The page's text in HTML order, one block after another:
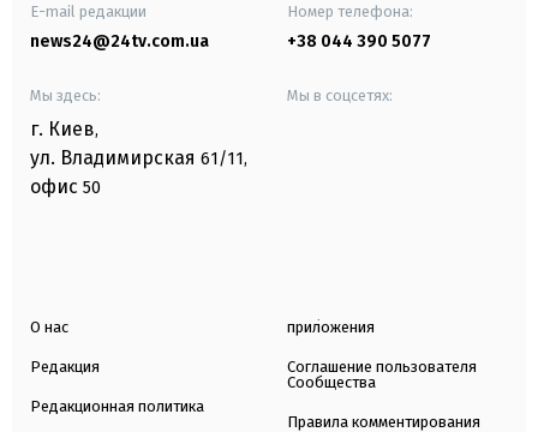
E-mail редакции
news24@24tv.com.ua
Номер телефона:
+38 044 390 5077
Мы здесь:
г. Киев,
ул. Владимирская 61/11,
офис 50
Мы в соцсетях:
О нас
Редакция
Редакционная политика
приложения
Соглашение пользователя
Сообщества
Правила комментирования